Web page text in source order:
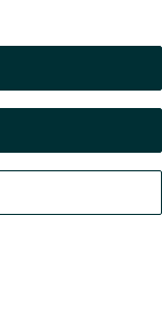
Czat Konto